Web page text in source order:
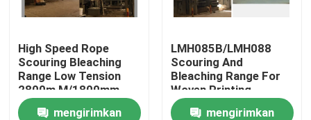
Tur Pabrik
Kontrol kualitas
Hubungi kami
High Speed Rope
Scouring Bleaching
Range Low Tension
2800m M/1800mm
Fabric Width
mengirimkan
LMH085B/LMH088
Scouring And
Bleaching Range For
Woven Printing
Fabrics
mengirimkan